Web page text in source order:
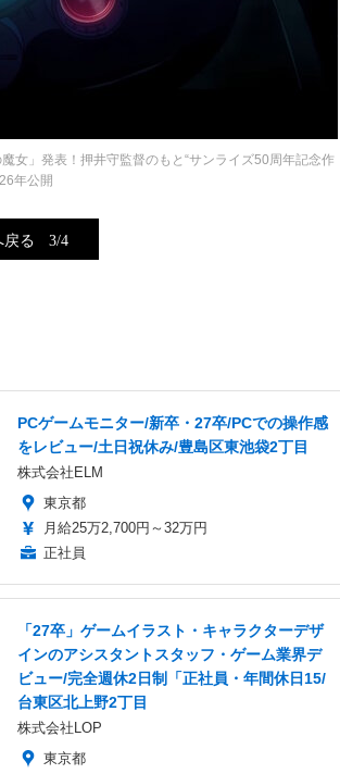
女」発表！押井守監督のもと“サンライズ50周年記念作
年公開
戻る 3/4
PCゲームモニター/新卒・27卒/PCでの操作感
をレビュー/土日祝休み/豊島区東池袋2丁目
株式会社ELM
東京都
月給25万2,700円～32万円
正社員
「27卒」ゲームイラスト・キャラクターデザ
インのアシスタントスタッフ・ゲーム業界デ
ビュー/完全週休2日制「正社員・年間休日15/
台東区北上野2丁目
株式会社LOP
東京都